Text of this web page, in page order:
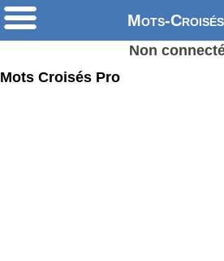
Mots-
Non
Mots Croisés Pro